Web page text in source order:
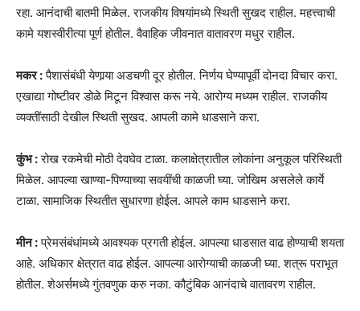
रहा. आनंदाची बातमी मिळेल. राजकीय विषयांमध्ये स्थिती सुखद राहील. महत्त्वाची
कामे यशस्वीरीत्या पूर्ण होतील. वैवाहिक जीवनात वातावरण मधुर राहील.
मकर :पैशासंबंधी येणार्‍या अडचणी दूर होतील. निर्णय घेण्यापूर्वी दोनदा विचार करा.
एखाद्या गोष्टीवर डोळे मिटून विश्वास करू नये. आरोग्य मध्यम राहील. राजकीय
व्यक्तींसाठी देखील स्थिती सुखद. आपली कामे धाडसाने करा.
कुंभ :रोख रकमेची मोठी देवघेव टाळा. कलाक्षेत्रातील लोकांना अनुकूल परिस्थिती
मिळेल. आपल्या खाण्या-पिण्याच्या सवयींची काळजी घ्या. जोखिम असलेले कार्ये
टाळा. सामाजिक स्थितीत सुधारणा होईल. आपले काम धाडसाने करा.
मीन :प्रेमसंबंधांमध्ये आवश्यक प्रगती होईल. आपल्या धाडसात वाढ होण्याची शयता
आहे. अधिकार क्षेत्रात वाढ होईल. आपल्या आरोग्याची काळजी घ्या. शत्रू पराभूत
होतील. शेअर्समध्ये गुंतवणुक करु नका. कौटुंबिक आनंदाचे वातावरण राहील.